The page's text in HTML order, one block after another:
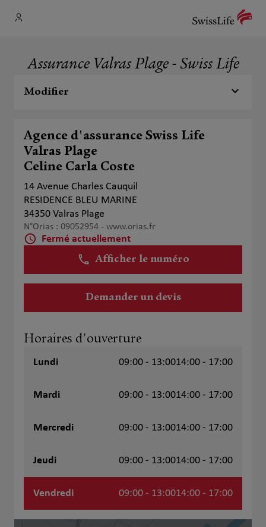
Assurance Valras Plage - Swiss Life
Modifier
Agence d'assurance Swiss Life
Valras Plage
Celine Carla Coste
14 Avenue Charles Cauquil
RESIDENCE BLEU MARINE
34350 Valras Plage
N°Orias : 09052954 - www.orias.fr
Fermé actuellement
Afficher le numéro
Demander un devis
Horaires d'ouverture
Lundi 09:00 - 13:0014:00 - 17:00
Mardi 09:00 - 13:0014:00 - 17:00
Mercredi 09:00 - 13:0014:00 - 17:00
Jeudi 09:00 - 13:0014:00 - 17:00
Vendredi 09:00 - 13:0014:00 - 17:00